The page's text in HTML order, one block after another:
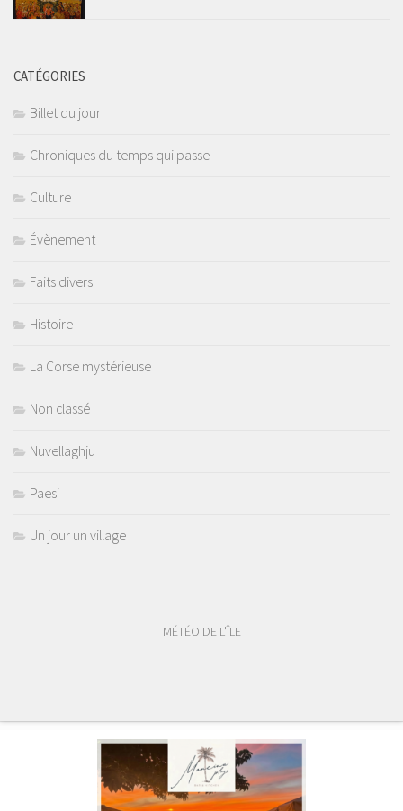
CATÉGORIES
Billet du jour
Chroniques du temps qui passe
Culture
Évènement
Faits divers
Histoire
La Corse mystérieuse
Non classé
Nuvellaghju
Paesi
Un jour un village
MÉTÉO DE L'ÎLE